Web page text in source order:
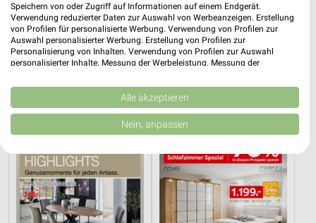
21,9 km
Gültig bis Fr. 14.08.
21,9 km
Noch heute gültig
Opti Wohnwelt XXXLutz
Speichern von oder Zugriff auf Informationen auf einem Endgerät.
Verwendung reduzierter Daten zur Auswahl von Werbeanzeigen. Erstellung
von Profilen für personalisierte Werbung. Verwendung von Profilen zur
Auswahl personalisierter Werbung. Erstellung von Profilen zur
Personalisierung von Inhalten. Verwendung von Profilen zur Auswahl
personalisierter Inhalte. Messung der Werbeleistung. Messung der
Kombinationen von Daten aus verschiedenen Quellen. Entwicklung und
Verbesserung der Angebote. Verwendung reduzierter Daten zur Auswahl
von Inhalten.
Daten können außerhalb der Europäischen Union weitergegeben und in die
Website/App.
Partnerliste anzeigen (1 IAB-Anbieter)
Wir nutzen Ihre Daten für folgende Zwecke:
IAB-Verarbeitungszwecke:
Alle akzeptieren
Nein, anpassen